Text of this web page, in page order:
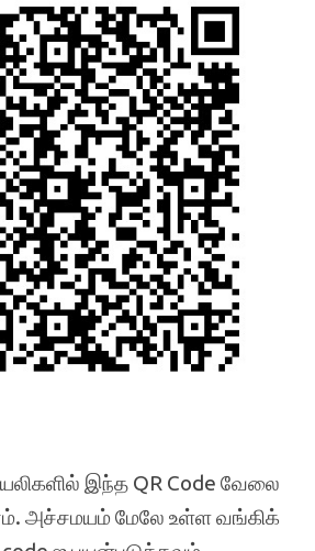
இந்த QR Code வேலை
அச்சமயம் மேலே உள்ள வங்கிக்